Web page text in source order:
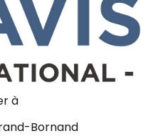
à
Bornand